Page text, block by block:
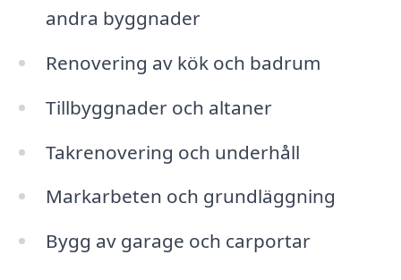
andra byggnader
Renovering av kök och badrum
Tillbyggnader och altaner
Takrenovering och underhåll
Markarbeten och grundläggning
Bygg av garage och carportar